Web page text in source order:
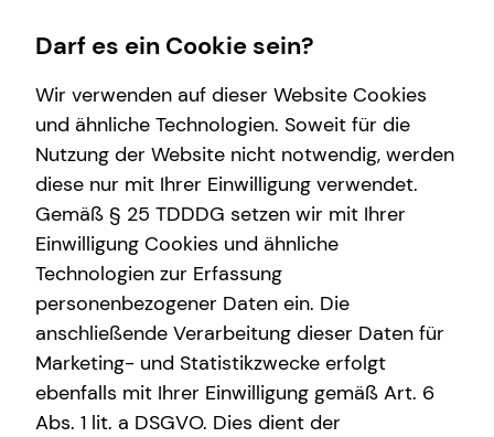
Wissenswertes
Über mich
Über tecis
Impressum
Thomas Eden
Selbstständiger Repräsentant für die tecis
Finanzdienstleistungen AG
Am Stadtpark 35
26871 Papenburg
Telefon: +49 (177) 3955599
Mobil: +49 (4961) 918813
E-Mail: thomas.eden@tecis.de
Darf es ein Cookie sein?
Wir verwenden auf dieser Website Cookies
und ähnliche Technologien. Soweit für die
Nutzung der Website nicht notwendig, werden
diese nur mit Ihrer Einwilligung verwendet.
Gemäß § 25 TDDDG setzen wir mit Ihrer
Einwilligung Cookies und ähnliche
Technologien zur Erfassung
personenbezogener Daten ein. Die
anschließende Verarbeitung dieser Daten für
Marketing- und Statistikzwecke erfolgt
ebenfalls mit Ihrer Einwilligung gemäß Art. 6
Abs. 1 lit. a DSGVO. Dies dient der